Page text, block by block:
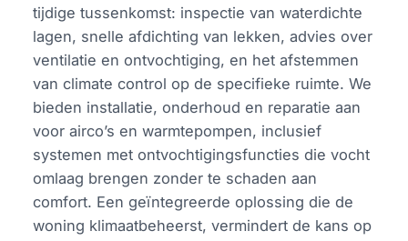
tijdige tussenkomst: inspectie van waterdichte
lagen, snelle afdichting van lekken, advies over
ventilatie en ontvochtiging, en het afstemmen
van climate control op de specifieke ruimte. We
bieden installatie, onderhoud en reparatie aan
voor airco’s en warmtepompen, inclusief
systemen met ontvochtigingsfuncties die vocht
omlaag brengen zonder te schaden aan
comfort. Een geïntegreerde oplossing die de
woning klimaatbeheerst, vermindert de kans op